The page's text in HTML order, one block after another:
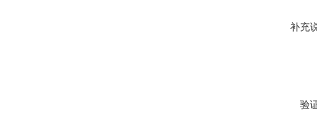
补充
验